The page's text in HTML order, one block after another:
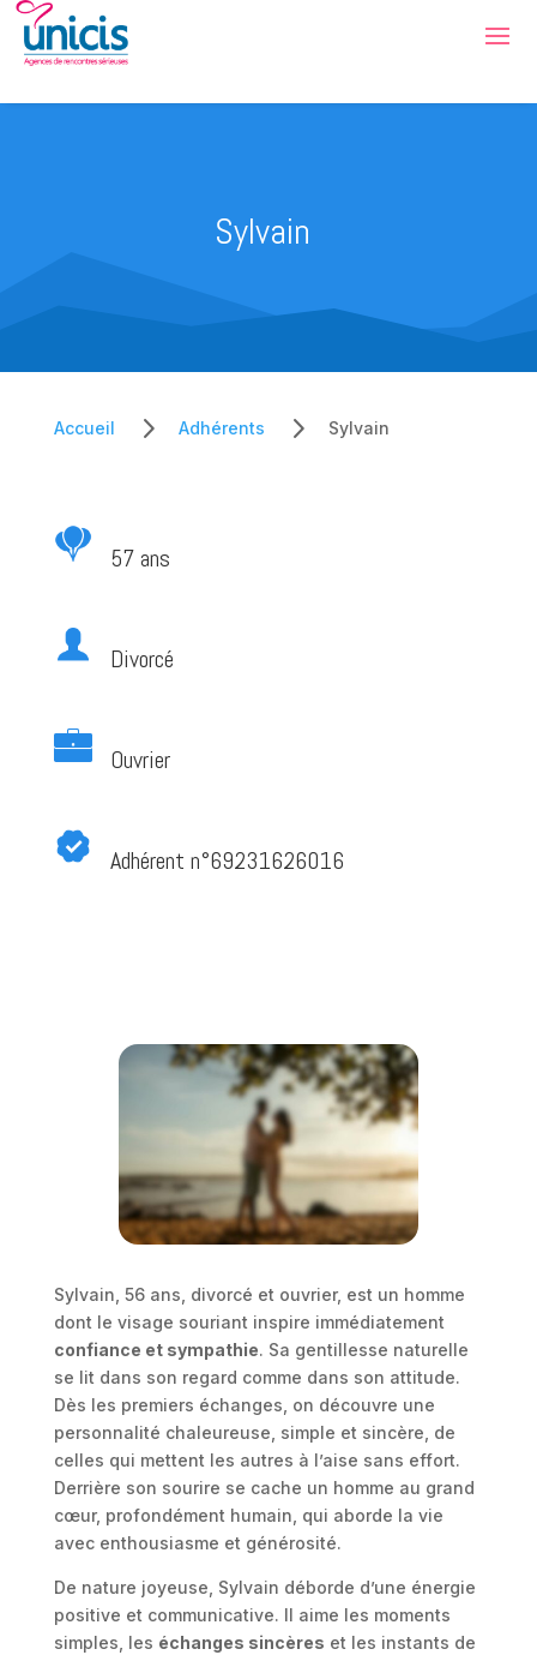
Sylvain
Accueil 5 Adhérents 5 Sylvain
57 ans
Divorcé
Ouvrier
Adhérent n°69231626016
Sylvain, 56 ans, divorcé et ouvrier, est un homme
dont le visage souriant inspire immédiatement
confiance et sympathie. Sa gentillesse naturelle
se lit dans son regard comme dans son attitude.
Dès les premiers échanges, on découvre une
personnalité chaleureuse, simple et sincère, de
celles qui mettent les autres à l’aise sans effort.
Derrière son sourire se cache un homme au grand
cœur, profondément humain, qui aborde la vie
avec enthousiasme et générosité.
De nature joyeuse, Sylvain déborde d’une énergie
positive et communicative. Il aime les moments
simples, les échanges sincères et les instants de